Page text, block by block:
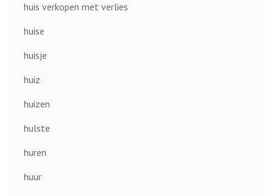
huis verkopen met verlies
huise
huisje
huiz
huizen
hulste
huren
huur